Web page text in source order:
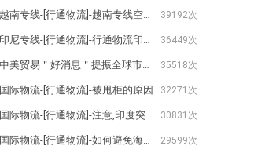
越南专线-[行通物流]-越南专线空运服务项目 39192次
印尼专线-[行通物流]-行通物流印尼专线服务项目 36449次
中美贸易＂好消息＂提振全球市场美取消/降低关税公告-[行通物流] 35518次
国际物流-[行通物流]-被甩柜的原因 32271次
国际物流-[行通物流]-注意,印度突然宣布对350种商品增加进口费用 30831次
国际物流-[行通物流]-如何避免海关查验？ 29599次